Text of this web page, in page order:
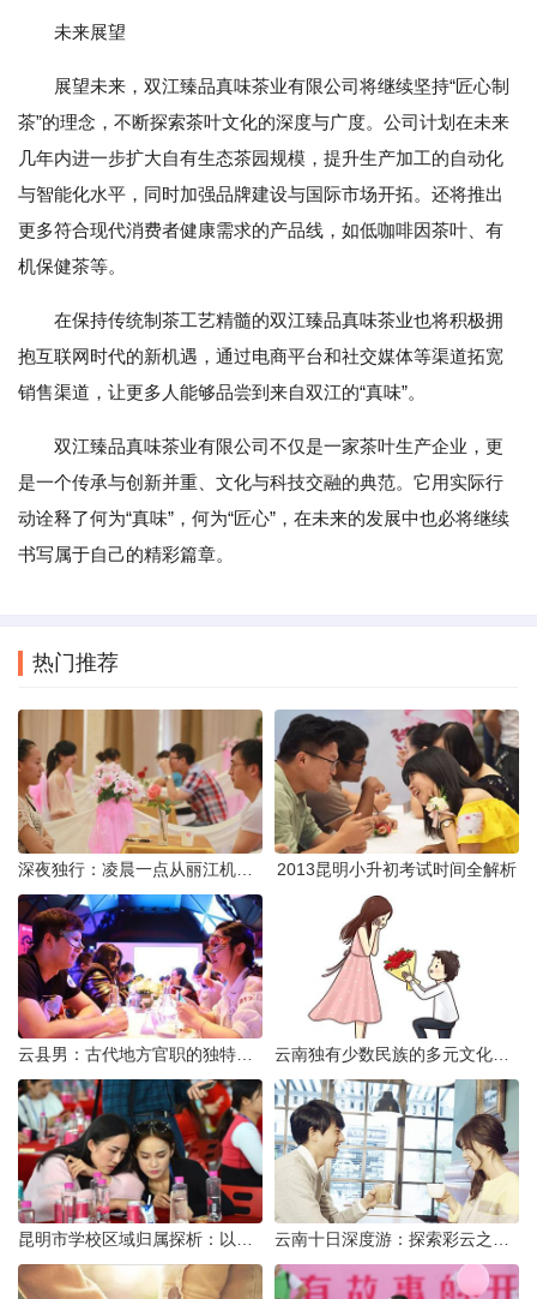
未来展望
展望未来，双江臻品真味茶业有限公司将继续坚持“匠心制
茶”的理念，不断探索茶叶文化的深度与广度。公司计划在未来
几年内进一步扩大自有生态茶园规模，提升生产加工的自动化
与智能化水平，同时加强品牌建设与国际市场开拓。还将推出
更多符合现代消费者健康需求的产品线，如低咖啡因茶叶、有
机保健茶等。
在保持传统制茶工艺精髓的双江臻品真味茶业也将积极拥
抱互联网时代的新机遇，通过电商平台和社交媒体等渠道拓宽
销售渠道，让更多人能够品尝到来自双江的“真味”。
双江臻品真味茶业有限公司不仅是一家茶叶生产企业，更
是一个传承与创新并重、文化与科技交融的典范。它用实际行
动诠释了何为“真味”，何为“匠心”，在未来的发展中也必将继续
书写属于自己的精彩篇章。
热门推荐
2013昆明小升初考试时间全解析